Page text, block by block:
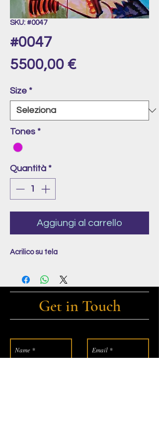
SKU: #0047
#0047
5500,00 €Prezzo
Size *
Tones *
Quantità *
Aggiungi al carrello
Acrilico su tela
Get in Touch